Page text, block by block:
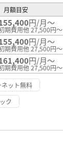
月額目安
円/月～
期費用他 27,500円～
円/月～
期費用他 27,500円～
円/月～
期費用他 27,500円～
ット無料
ク